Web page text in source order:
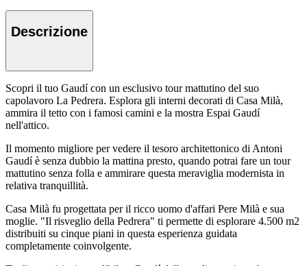
Descrizione
Scopri il tuo Gaudí con un esclusivo tour mattutino del suo
capolavoro La Pedrera. Esplora gli interni decorati di Casa Milà,
ammira il tetto con i famosi camini e la mostra Espai Gaudí
nell'attico.
Il momento migliore per vedere il tesoro architettonico di Antoni
Gaudí è senza dubbio la mattina presto, quando potrai fare un tour
mattutino senza folla e ammirare questa meraviglia modernista in
relativa tranquillità.
Casa Milà fu progettata per il ricco uomo d'affari Pere Milà e sua
moglie. "Il risveglio della Pedrera" ti permette di esplorare 4.500 m2
distribuiti su cinque piani in questa esperienza guidata
completamente coinvolgente.